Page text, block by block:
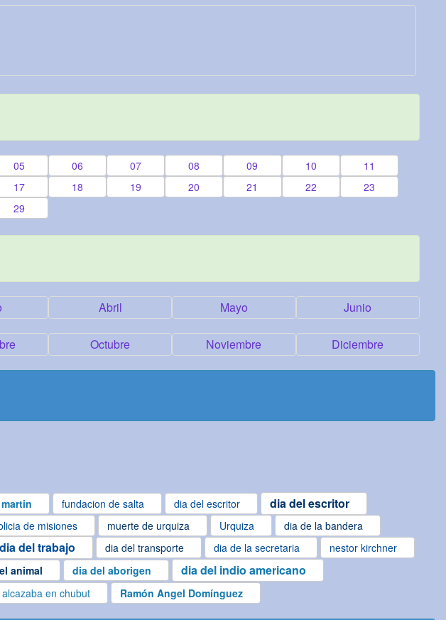
05 06 07 08 09 10
11
17 18 19 20 21 22
23
29
Abril Mayo Junio
Octubre Noviembre Diciembre
fundacion de salta dia del escritor dia del escritor
de misiones muerte de urquiza Urquiza
dia de la bandera
dia del trabajo dia del transporte dia de la secretaria
nestor kirchner
animal dia del aborigen dia del indio americano
en chubut Ramón Angel Domínguez